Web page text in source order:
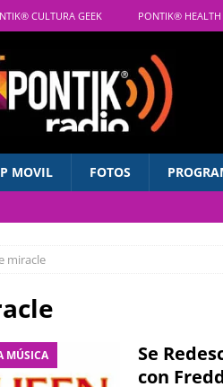
CULTURA GEEK PONTIK® HEALTH
MOVIL FOTOS
miracle
MÚSICA
Se
con